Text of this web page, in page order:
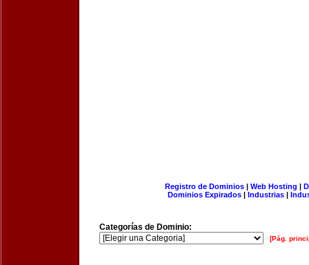
Registro de Dominios| Web Hosting |
Dominios Expirados | Industrias |
Categorías de Dominio:
[Pág.